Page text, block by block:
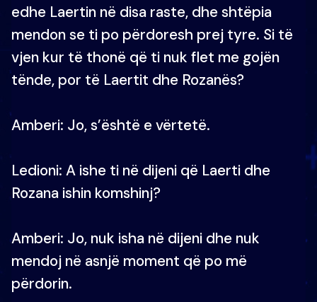
edhe Laertin në disa raste, dhe shtëpia
mendon se ti po përdoresh prej tyre. Si të
vjen kur të thonë që ti nuk flet me gojën
tënde, por të Laertit dhe Rozanës?
Amberi: Jo, s’është e vërtetë.
Ledioni: A ishe ti në dijeni që Laerti dhe
Rozana ishin komshinj?
Amberi: Jo, nuk isha në dijeni dhe nuk
mendoj në asnjë moment që po më
përdorin.